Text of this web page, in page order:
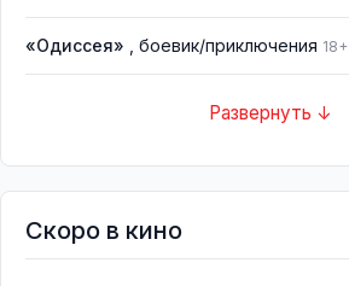
«Одиссея» , боевик/приключения 18+
Развернуть ↓
Скоро в кино